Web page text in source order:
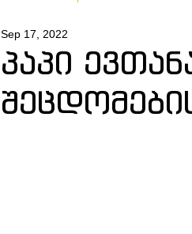
პაპი
Sep 17, 2022